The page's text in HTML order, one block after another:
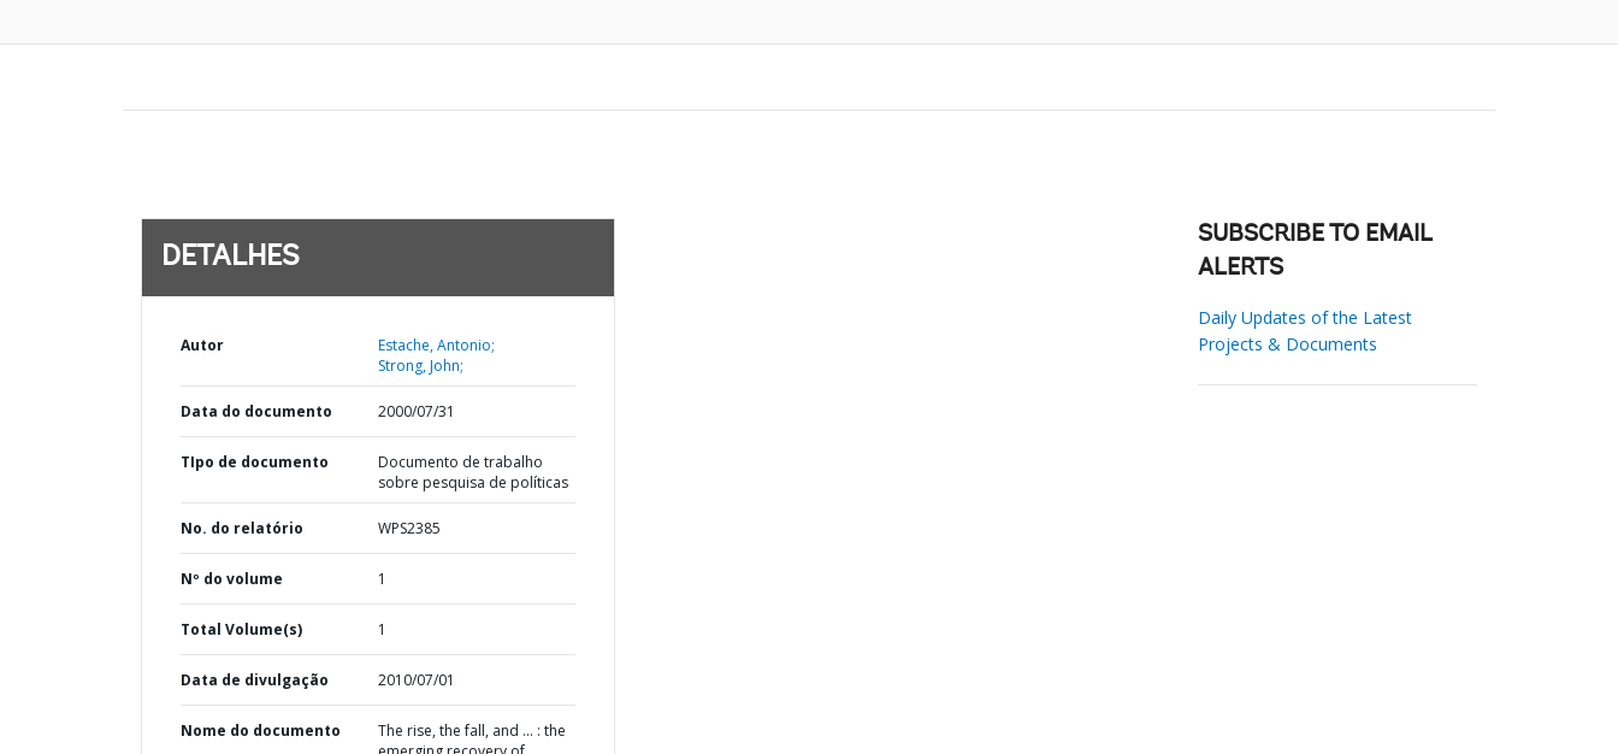
DETALHES
Autor
Estache, Antonio;
Strong, John;
Data do documento 2000/07/31
TIpo de documento
Documento de trabalho
sobre pesquisa de políticas
No. do relatório WPS2385
Nº do volume 1
Total Volume(s) 1
Data de divulgação 2010/07/01
Nome do documento
The rise, the fall, and ... : the
SUBSCRIBE TO EMAIL
ALERTS
Daily Updates of the Latest
Projects & Documents